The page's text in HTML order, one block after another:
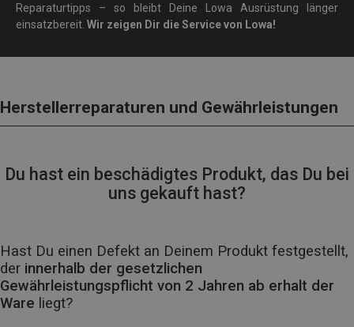
Reparaturtipps – so bleibt Deine Lowa Ausrüstung länger
einsatzbereit. Wir zeigen Dir die Service von Lowa!
Herstellerreparaturen und Gewährleistungen
Du hast ein beschädigtes Produkt, das Du bei
uns gekauft hast?
Hast Du einen Defekt an Deinem Produkt festgestellt,
der innerhalb der gesetzlichen
Gewährleistungspflicht von 2 Jahren ab erhalt der
Ware liegt?